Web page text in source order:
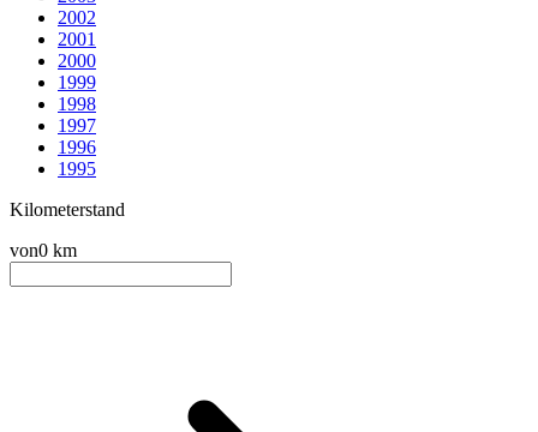
2002
2001
2000
1999
1998
1997
1996
1995
Kilometerstand
von0 km